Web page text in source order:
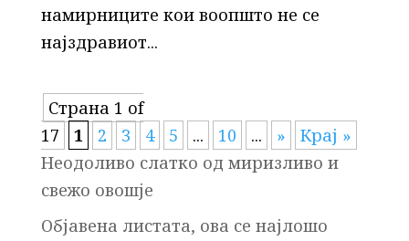
намирниците кои воопшто не се
најздравиот...
Страна 1 of
17
1 2 3 4 5 ... 10 ... »
Крај »
Неодоливо слатко од миризливо и
свежо овошје
Објавена листата, ова се најлошо